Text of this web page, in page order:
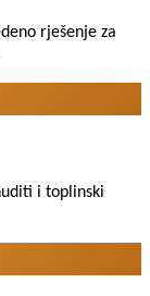
rješenje za
i toplinski